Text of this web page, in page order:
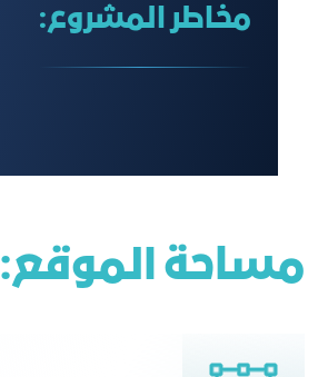
مخاطر المشروع:
مساحة الموقع: